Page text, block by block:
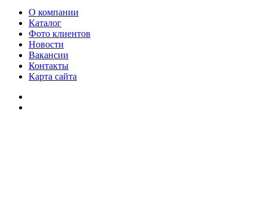
О компании
Каталог
Фото клиентов
Новости
Вакансии
Контакты
Карта сайта